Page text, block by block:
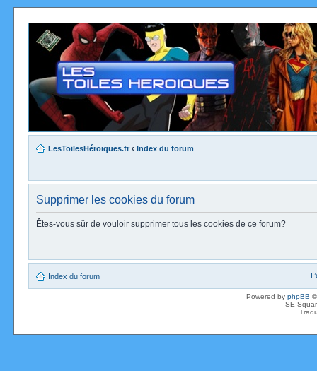
LesToilesHéroïques.fr ‹ Index du forum
Supprimer les cookies du forum
Êtes-vous sûr de vouloir supprimer tous les cookies de ce forum?
Index du forum
Powered by phpBB
SE